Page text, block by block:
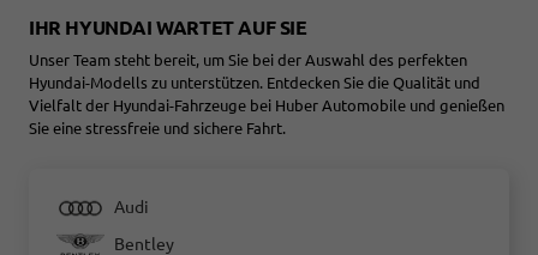
IHR HYUNDAI WARTET AUF SIE
Unser Team steht bereit, um Sie bei der Auswahl des perfekten
Hyundai-Modells zu unterstützen. Entdecken Sie die Qualität und
Vielfalt der Hyundai-Fahrzeuge bei Huber Automobile und genießen
Sie eine stressfreie und sichere Fahrt.
Audi
Bentley